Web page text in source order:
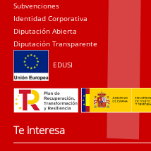
Subvenciones
Identidad Corporativa
Diputación Abierta
Diputación Transparente
EDUSI
Te interesa